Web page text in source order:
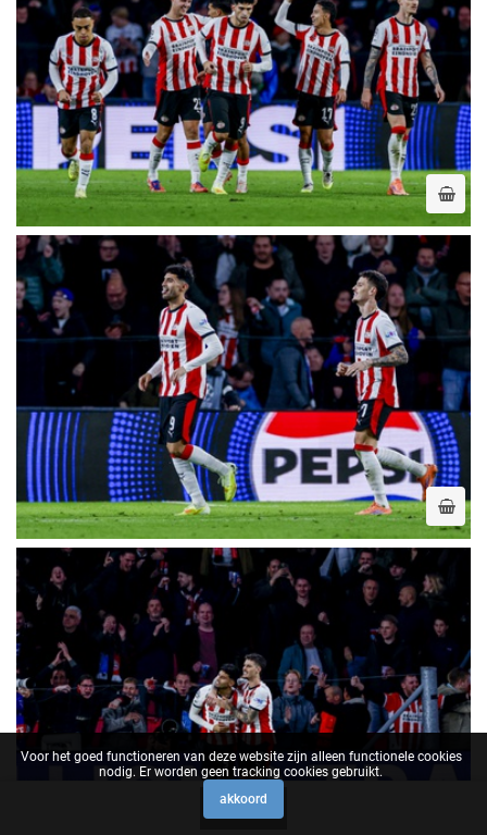
0
Voor het goed functioneren van deze website zijn alleen functionele cookies
nodig. Er worden geen tracking cookies gebruikt.
akkoord